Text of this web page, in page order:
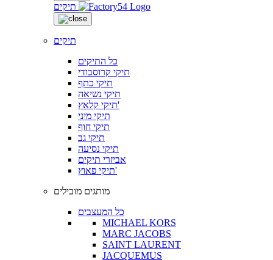
תיקים
תיקים
כל התיקים
תיקי קרוסבודי
תיקי כתף
תיקי נשיאה
תיקי קלאץ'
תיקי מיני
תיקי חוף
תיקי גב
תיקי נסיעה
אביזרי תיקים
תיקי פאוץ'
מותגים מובילים
כל המעצבים
MICHAEL KORS
MARC JACOBS
SAINT LAURENT
JACQUEMUS